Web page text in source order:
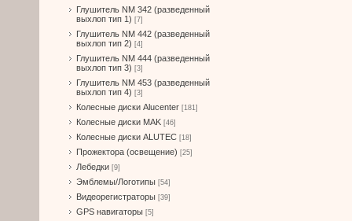
Глушитель NM 342 (разведенный
выхлоп тип 1) [7]
Глушитель NM 442 (разведенный
выхлоп тип 2) [4]
Глушитель NM 444 (разведенный
выхлоп тип 3) [3]
Глушитель NM 453 (разведенный
выхлоп тип 4) [3]
Колесные диски Alucenter [181]
Колесные диски MAK [46]
Колесные диски ALUTEC [18]
Прожектора (освещение) [25]
Лебедки [9]
Эмблемы/Логотипы [54]
Видеорегистраторы [39]
GPS навигаторы [5]